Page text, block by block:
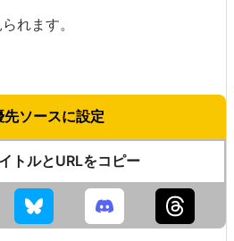
れます。
先ソースに設定
トルとURLをコピー